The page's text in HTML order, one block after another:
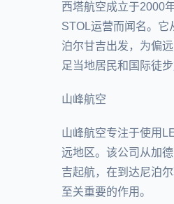
西塔航空成立于2000
STOL运营而闻名。它
泊尔甘吉出发，为偏
足当地居民和国际徒步
山峰航空
山峰航空专注于使用
远地区。该公司从加
吉起航，在到达尼泊
至关重要的作用。